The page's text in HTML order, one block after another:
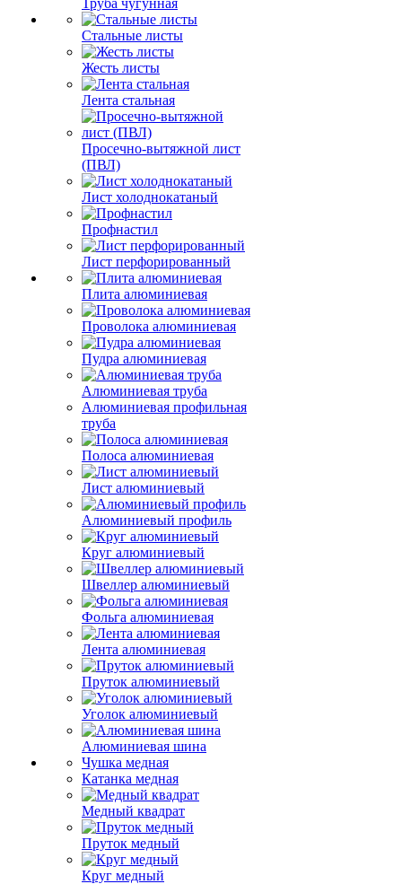
Труба чугунная
Стальные листы
Жесть листы
Лента стальная
Просечно-вытяжной лист
(ПВЛ)
Лист холоднокатаный
Профнастил
Лист перфорированный
Плита алюминиевая
Проволока алюминиевая
Пудра алюминиевая
Алюминиевая труба
Алюминиевая профильная
труба
Полоса алюминиевая
Лист алюминиевый
Алюминиевый профиль
Круг алюминиевый
Швеллер алюминиевый
Фольга алюминиевая
Лента алюминиевая
Пруток алюминиевый
Уголок алюминиевый
Алюминиевая шина
Чушка медная
Катанка медная
Медный квадрат
Пруток медный
Круг медный